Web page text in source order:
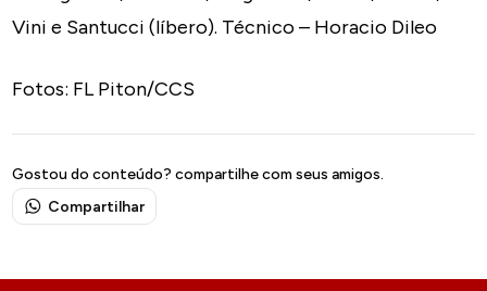
Vini e Santucci (líbero). Técnico – Horacio Dileo
Fotos: FL Piton/CCS
Gostou do conteúdo? compartilhe com seus amigos.
Compartilhar